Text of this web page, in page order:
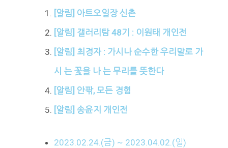
[알림] 아트오일장 신촌
[알림] 갤러리탐 48기 : 이원태 개인전
[알림] 최경자 : 가시나 순수한 우리말로 가
시 는 꽃을 나 는 무리를 뜻한다
[알림] 안팎, 모든 경험
[알림] 송윤지 개인전
2023.02.24.(금) ~ 2023.04.02.(일)